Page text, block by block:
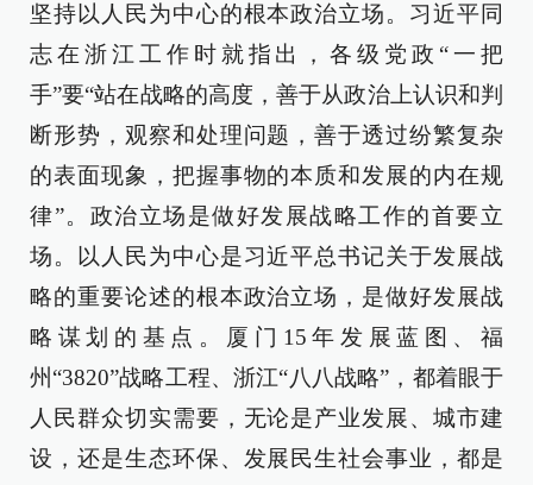
坚持以人民为中心的根本政治立场。习近平同
志在浙江工作时就指出，各级党政“一把
手”要“站在战略的高度，善于从政治上认识和判
断形势，观察和处理问题，善于透过纷繁复杂
的表面现象，把握事物的本质和发展的内在规
律”。政治立场是做好发展战略工作的首要立
场。以人民为中心是习近平总书记关于发展战
略的重要论述的根本政治立场，是做好发展战
略谋划的基点。厦门15年发展蓝图、福
州“3820”战略工程、浙江“八八战略”，都着眼于
人民群众切实需要，无论是产业发展、城市建
设，还是生态环保、发展民生社会事业，都是